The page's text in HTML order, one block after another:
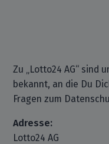
Zu „Lotto24 AG“ sind
bekannt, an die Du
Fragen zum
Adresse:
Lotto24 AG